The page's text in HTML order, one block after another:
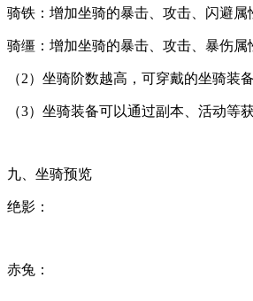
骑铁：增加坐骑的暴击、攻击、闪避属
骑缰：增加坐骑的暴击、攻击、暴伤属
（2）坐骑阶数越高，可穿戴的坐骑装
（3）坐骑装备可以通过副本、活动等
九、坐骑预览
绝影：
赤兔：